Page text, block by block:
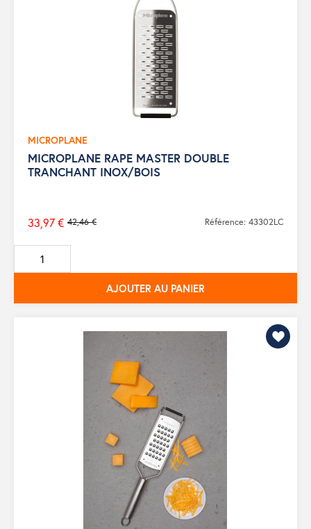
MICROPLANE
MICROPLANE RAPE MASTER DOUBLE
TRANCHANT INOX/BOIS
Prix
de
base
42,46 €
33,97 € Référence: 43302LC
AJOUTER AU PANIER